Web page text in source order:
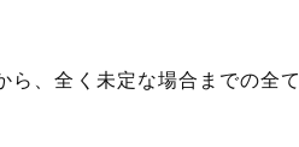
ら、全く未定な場合までの全て